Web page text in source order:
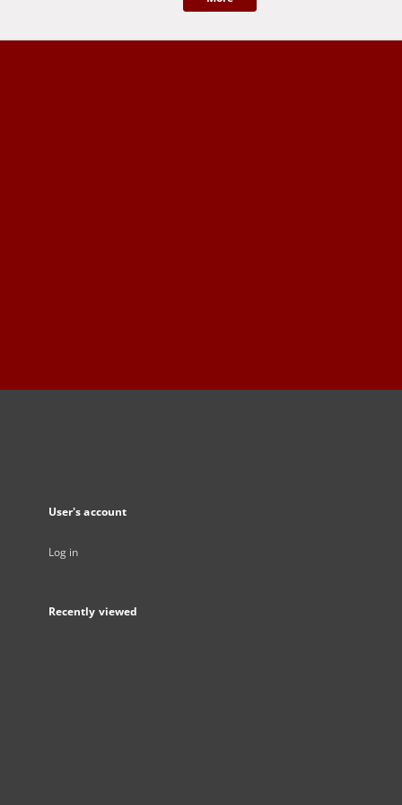
User's account
Log in
Recently viewed